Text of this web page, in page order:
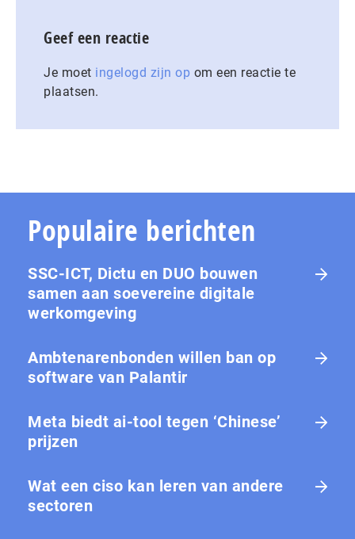
Geef een reactie
Je moet ingelogd zijn op om een reactie te
plaatsen.
Populaire berichten
SSC-ICT, Dictu en DUO bouwen
samen aan soevereine digitale
werkomgeving
Ambtenarenbonden willen ban op
software van Palantir
Meta biedt ai-tool tegen ‘Chinese’
prijzen
Wat een ciso kan leren van andere
sectoren